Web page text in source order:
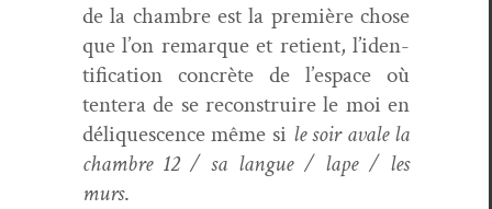
de la cham­bre est la pre­mière chose
que l’on remar­que et retient, l’i­den­
ti­fi­ca­tion con­crète de l’e­space où
ten­tera de se recon­stru­ire le moi en
déliques­cence même si le soir avale la
cham­bre 12 / sa langue / lape / les
murs.